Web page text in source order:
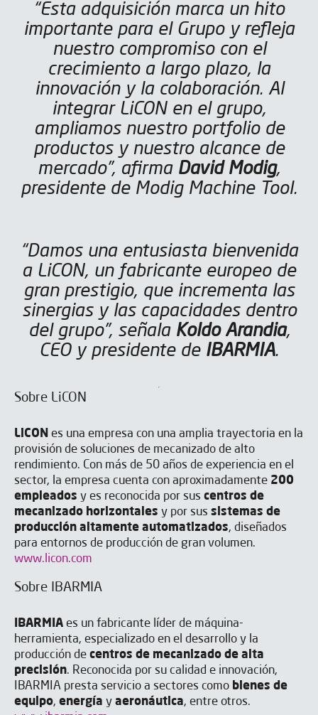
“Esta adquisición marca un hito
importante para el Grupo y refleja
nuestro compromiso con el
crecimiento a largo plazo, la
innovación y la colaboración. Al
integrar LiCON en el grupo,
ampliamos nuestro portfolio de
productos y nuestro alcance de
mercado”, afirma David Modig,
presidente de Modig Machine Tool.
“Damos una entusiasta bienvenida
a LiCON, un fabricante europeo de
gran prestigio, que incrementa las
sinergias y las capacidades dentro
del grupo”, señala Koldo Arandia,
CEO y presidente de IBARMIA.
Sobre LiCON
LiCON es una empresa con una amplia trayectoria en la
provisión de soluciones de mecanizado de alto
rendimiento. Con más de 50 años de experiencia en el
sector, la empresa cuenta con aproximadamente 200
empleados y es reconocida por sus centros de
mecanizado horizontales y por sus sistemas de
producción altamente automatizados, diseñados
para entornos de producción de gran volumen.
www.licon.com
Sobre IBARMIA
IBARMIA es un fabricante líder de máquina-
herramienta, especializado en el desarrollo y la
producción de centros de mecanizado de alta
precisión. Reconocida por su calidad e innovación,
IBARMIA presta servicio a sectores como bienes de
equipo, energía y aeronáutica, entre otros.